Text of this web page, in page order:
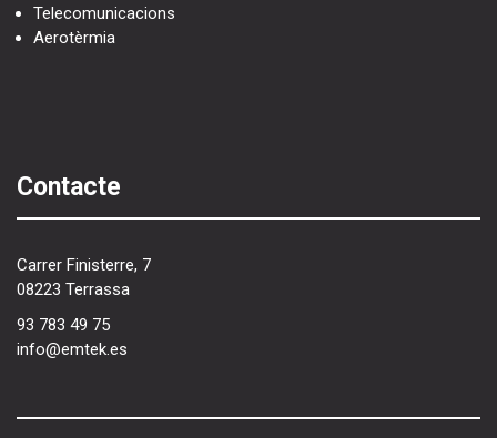
Telecomunicacions
Aerotèrmia
Contacte
Carrer Finisterre, 7
08223 Terrassa
93 783 49 75
info@emtek.es